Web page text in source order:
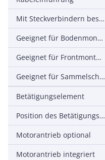
Mit Steckverbindern bestückt
Geeignet für Bodenmontage
Geeignet für Frontmontage
Geeignet für Sammelschienenaufbau
Betätigungselement
Position des Betätigungselements
Motorantrieb optional
Motorantrieb integriert